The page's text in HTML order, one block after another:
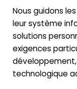
Nous guidons
leur système
solutions
exigences
technologique